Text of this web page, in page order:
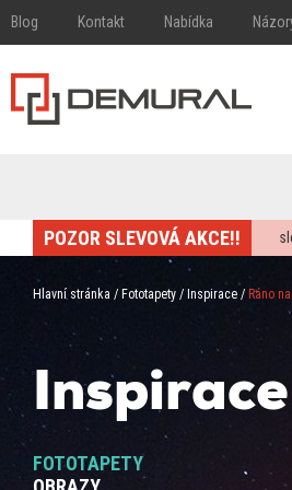
Blog Kontakt Nabídka
POZOR SLEVOVÁ AKCE!!
Hlavní stránka / Fototapety / Inspirace / Ráno
Inspirace
FOTOTAPETY